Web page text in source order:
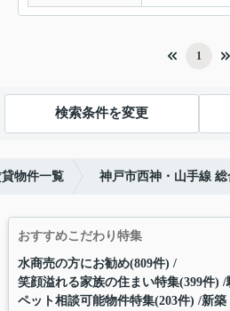
1
検索条件を変更
物件一覧 神戸市西神・山手線
おすすめこだわり特集
水商売の方にお勧め(809件)
笑顔溢れる家族の住まい特集(399件)
ペット相談可能物件特集(203件) 新築